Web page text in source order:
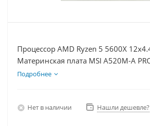
Процессор AMD Ryzen 5 5600X
Материнская плата MSI A520M-A
RTX 4090 24Гб, Память DDR4 64Gb,
Подробнее
Нет в наличии Нашли дешевле?